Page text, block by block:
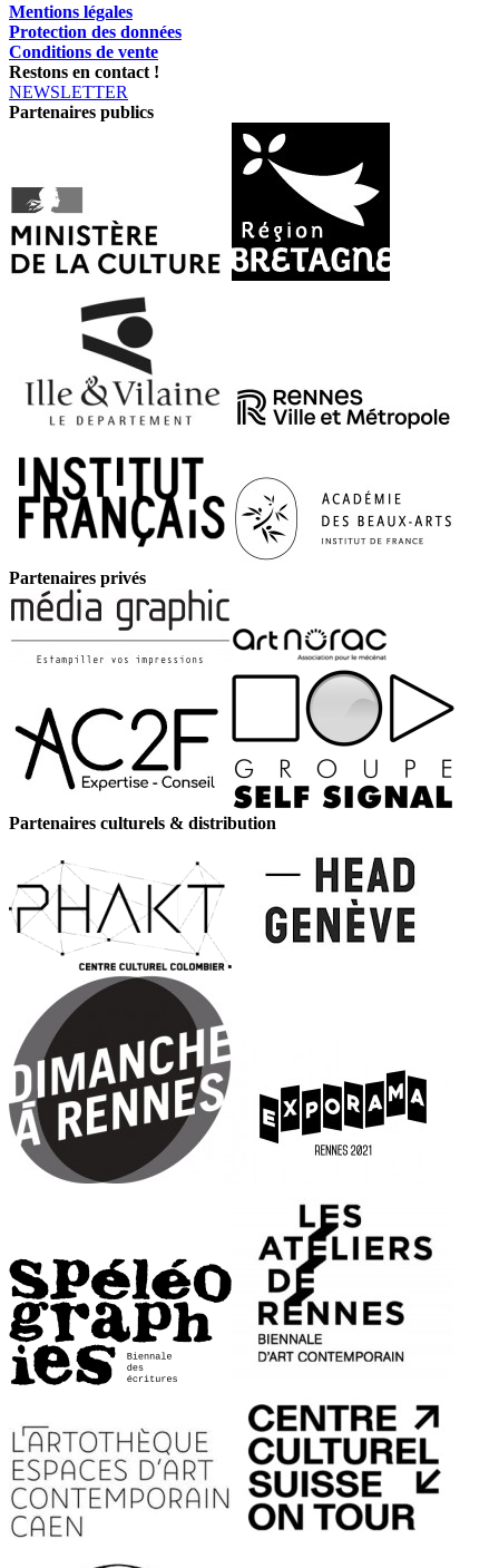
Mentions légales
Protection des données
Conditions de vente
Restons en contact !
NEWSLETTER
Partenaires publics
Partenaires privés
Partenaires culturels & distribution